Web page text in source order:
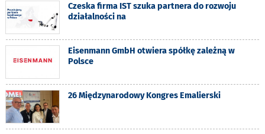
Czeska firma IST szuka partnera do rozwoju
działalności na
Eisenmann GmbH otwiera spółkę zależną w
Polsce
26 Międzynarodowy Kongres Emalierski